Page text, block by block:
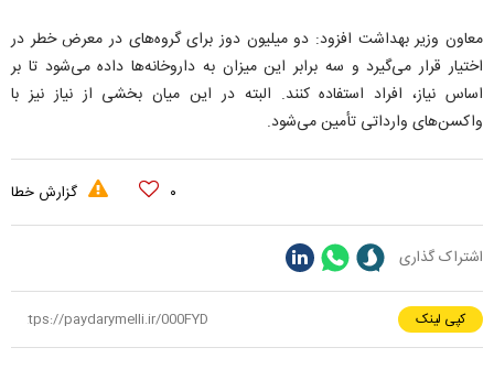
معاون وزیر بهداشت افزود: دو میلیون دوز برای گروه‌های در معرض خطر در
اختیار قرار می‌گیرد و سه برابر این میزان به داروخانه‌ها داده می‌شود تا بر
اساس نیاز، افراد استفاده کنند. البته در این میان بخشی از نیاز نیز با
واکسن‌های وارداتی تأمین می‌شود.
۰ گزارش خطا
اشتراک گذاری
کپی لینک